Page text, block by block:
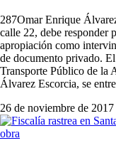
287Omar Enrique
calle 22, debe responder
apropiación como
de documento privado.
Transporte Público de la
Álvarez Escorcia, se
26 de noviembre de 2017